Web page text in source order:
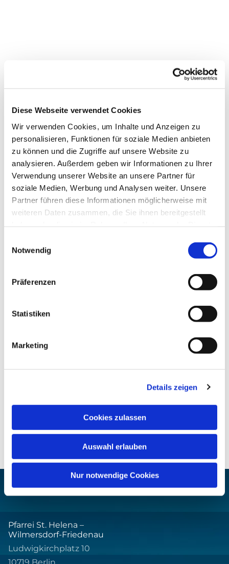
Diese Webseite verwendet Cookies
Wir verwenden Cookies, um Inhalte und Anzeigen zu
personalisieren, Funktionen für soziale Medien anbieten
zu können und die Zugriffe auf unsere Website zu
analysieren. Außerdem geben wir Informationen zu Ihrer
Verwendung unserer Website an unsere Partner für
soziale Medien, Werbung und Analysen weiter. Unsere
Partner führen diese Informationen möglicherweise mit
weiteren Daten zusammen, die Sie ihnen bereitgestellt
Notwendig
Präferenzen
Statistiken
Marketing
Details zeigen
Cookies zulassen
Auswahl erlauben
Nur notwendige Cookies
Dies könnte Sie auch
interessieren
Pfarrei St. Helena –
Wilmersdorf-Friedenau
Ludwigkirchplatz 10